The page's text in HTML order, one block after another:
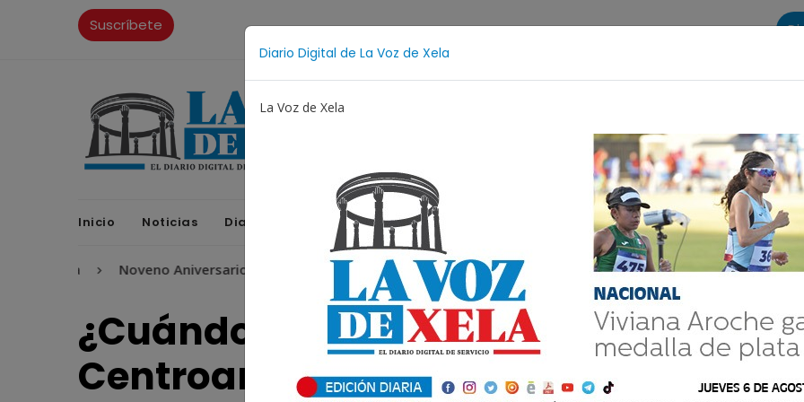
Diario Digital de La Voz de Xela
La Voz de Xela
Suscríbete
Inicio Noticias Diario Digital Opiniones La Voz de Xela Sports Contáctanos LA VOZ 25
Noveno Aniversario Fichajes Niñez y Adolescencia Estafa Protección Infantil
¿Cuándo será el sorteo de la Copa
Centroamericana 2026?